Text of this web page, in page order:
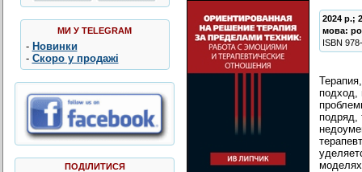
МИ У TELEGRAM
- Новинки
- Скоро у продажі
ПОДІЛИТИСЯ
2024 р.;
мова:
ISBN
подход,
подряд,